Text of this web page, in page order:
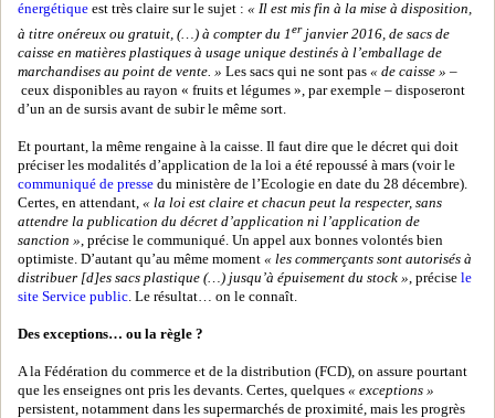
énergétique est très claire sur le sujet : « Il est mis fin à la mise à disposition,
à titre onéreux ou gratuit, (…) à compter du 1erjanvier 2016, de sacs de
caisse en matières plastiques à usage unique destinés à l’emballage de
marchandises au point de vente. » Les sacs qui ne sont pas « de caisse » –
ceux disponibles au rayon « fruits et légumes », par exemple – disposeront
d’un an de sursis avant de subir le même sort.
Et pourtant, la même rengaine à la caisse. Il faut dire que le décret qui doit
préciser les modalités d’application de la loi a été repoussé à mars (voir le
communiqué de presse du ministère de l’Ecologie en date du 28 décembre).
Certes, en attendant, « la loi est claire et chacun peut la respecter, sans
attendre la publication du décret d’application ni l’application de
sanction » , précise le communiqué. Un appel aux bonnes volontés bien
optimiste. D’autant qu’au même moment « les commerçants sont autorisés à
distribuer [d]es sacs plastique (…) jusqu’à épuisement du stock » , précise le
site Service public . Le résultat… on le connaît.
Des exceptions… ou la règle ?
A la Fédération du commerce et de la distribution (FCD), on assure pourtant
que les enseignes ont pris les devants. Certes, quelques « exceptions »
persistent, notamment dans les supermarchés de proximité, mais les progrès